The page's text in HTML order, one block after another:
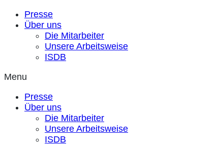
Presse
Über uns
Die Mitarbeiter
Unsere Arbeitsweise
ISDB
Menu
Presse
Über uns
Die Mitarbeiter
Unsere Arbeitsweise
ISDB